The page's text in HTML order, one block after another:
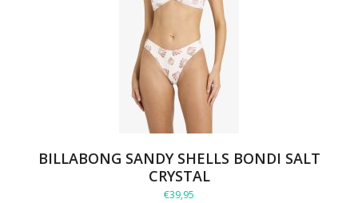
BILLABONG SANDY SHELLS BONDI SALT
CRYSTAL
€39,95